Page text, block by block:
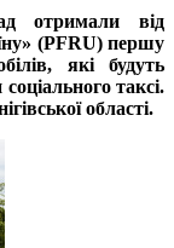
отримали від
(PFRU) першу
які будуть
таксі.
області.